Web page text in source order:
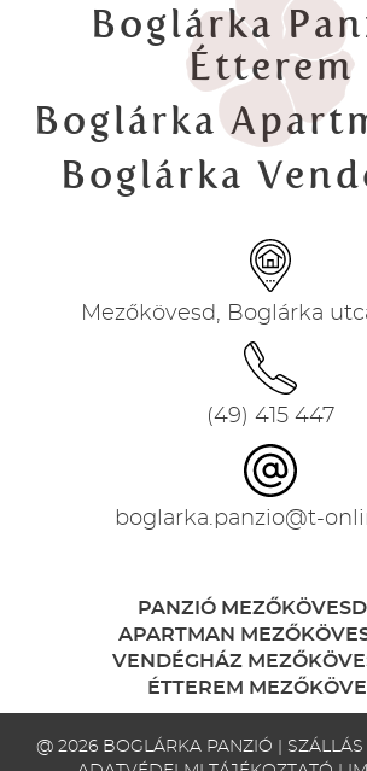
Boglárka
Étterem
Boglárka
Boglárka
Mezőkövesd, Boglárka
(49) 415 447
boglarka.panzio@t-
PANZIÓ MEZŐKÖVESD
APARTMAN
VENDÉGHÁZ
ÉTTEREM
@ 2026 BOGLÁRKA PANZIÓ | SZÁLLÁS